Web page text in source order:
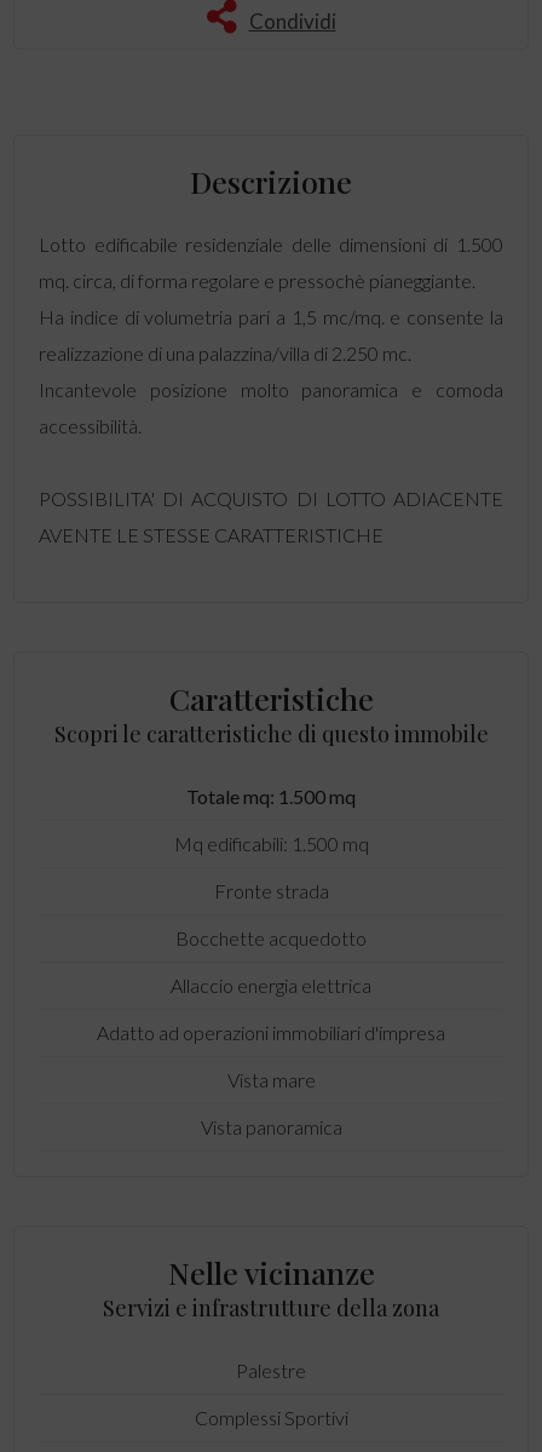
Condividi
Descrizione
Lotto edificabile residenziale delle dimensioni di 1.500
mq. circa, di forma regolare e pressochè pianeggiante.
Ha indice di volumetria pari a 1,5 mc/mq. e consente la
realizzazione di una palazzina/villa di 2.250 mc.
Incantevole posizione molto panoramica e comoda
accessibilità.
POSSIBILITA' DI ACQUISTO DI LOTTO ADIACENTE
AVENTE LE STESSE CARATTERISTICHE
Caratteristiche
Scopri le caratteristiche di questo immobile
Totale mq: 1.500 mq
Mq edificabili: 1.500 mq
Fronte strada
Bocchette acquedotto
Allaccio energia elettrica
Adatto ad operazioni immobiliari d'impresa
Vista mare
Vista panoramica
Nelle vicinanze
Servizi e infrastrutture della zona
Palestre
Complessi Sportivi